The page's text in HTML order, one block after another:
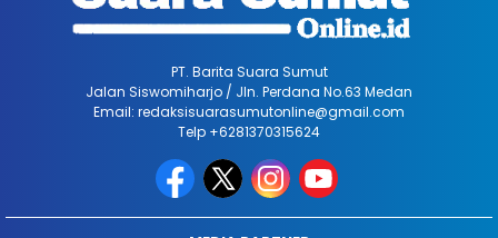
PT. Barita Suara Sumut
Jalan Siswomiharjo / Jln. Perdana No.63 Medan
Email: redaksisuarasumutonline@gmail.com
Telp +6281370315624